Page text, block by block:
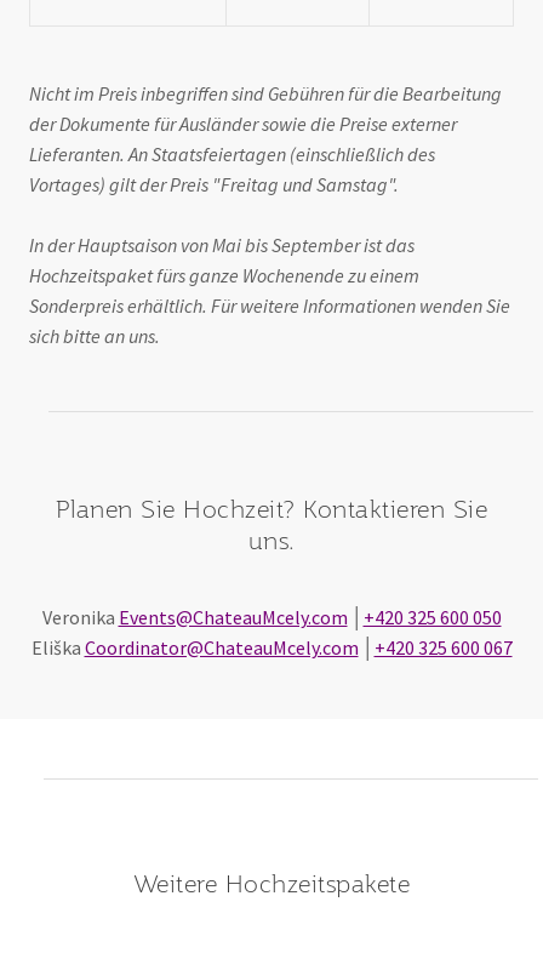
Nicht im Preis inbegriffen sind Gebühren für die Bearbeitung
der Dokumente für Ausländer sowie die Preise externer
Lieferanten. An Staatsfeiertagen (einschließlich des
Vortages) gilt der Preis "Freitag und Samstag".
In der Hauptsaison von Mai bis September ist das
Hochzeitspaket fürs ganze Wochenende zu einem
Sonderpreis erhältlich. Für weitere Informationen wenden Sie
sich bitte an uns.
Planen Sie Hochzeit? Kontaktieren Sie
uns.
Veronika Events@ChateauMcely.com
+420 325 600 050
Eliška Coordinator@ChateauMcely.com +420 325 600 067
Weitere Hochzeitspakete